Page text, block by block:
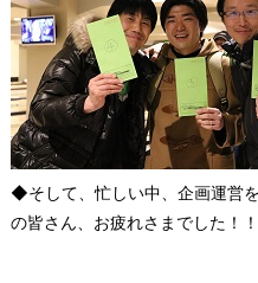
◆そして、忙しい中、企画運営
の皆さん、お疲れさまでした！